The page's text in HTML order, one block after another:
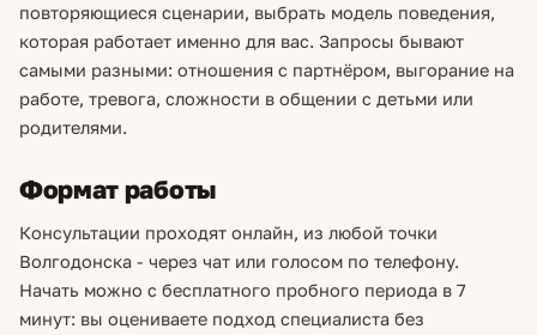
повторяющиеся сценарии, выбрать модель поведения,
которая работает именно для вас. Запросы бывают
самыми разными: отношения с партнёром, выгорание на
работе, тревога, сложности в общении с детьми или
родителями.
Формат работы
Консультации проходят онлайн, из любой точки
Волгодонска - через чат или голосом по телефону.
Начать можно с бесплатного пробного периода в 7
минут: вы оцениваете подход специалиста без